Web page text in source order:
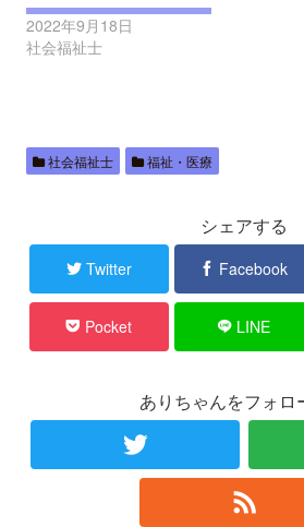
2022年9月18日
社会福祉士
社会福祉士 福祉・医療
シェアする
Twitter Facebook
Pocket LINE
ありちゃんをフォロ